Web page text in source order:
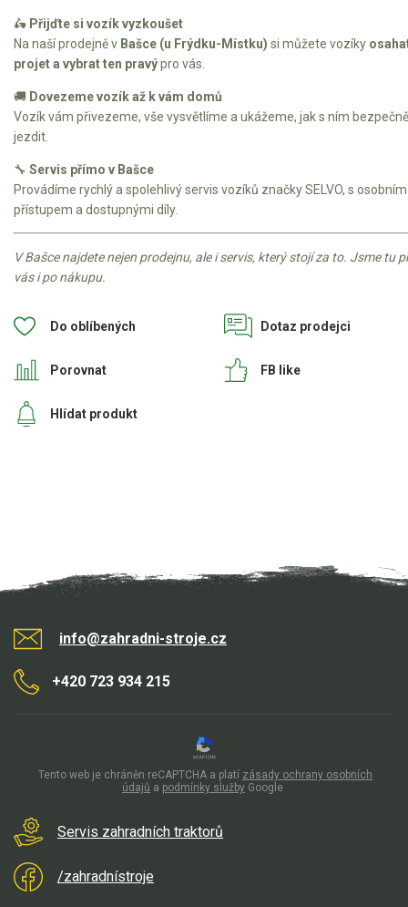
🛵 Přijďte si vozík vyzkoušet
Na naší prodejně v Bašce (u Frýdku-Místku) si můžete vozíky
projet a vybrat ten pravýpro vás.
🚚 Dovezeme vozík až k vám domů
Vozík vám přivezeme, vše vysvětlíme a ukážeme, jak s ním bezpečně
jezdit.
🔧 Servis přímo v Bašce
Provádíme rychlý a spolehlivý servis vozíků značky SELVO, s osobním
přístupem a dostupnými díly.
V Bašce najdete nejen prodejnu, ale i servis, který stojí za to. Jsme tu
vás i po nákupu.
Do oblíbených
Porovnat
Dotaz prodejci
Hlídat produkt
FB like
info@zahradni-stroje.cz
+420 723 934 215
Servis zahradních traktorů
/zahradnístroje
Tento web je chráněn reCAPTCHA a platí zásady ochrany osobních
údajů a podmínky služby Google